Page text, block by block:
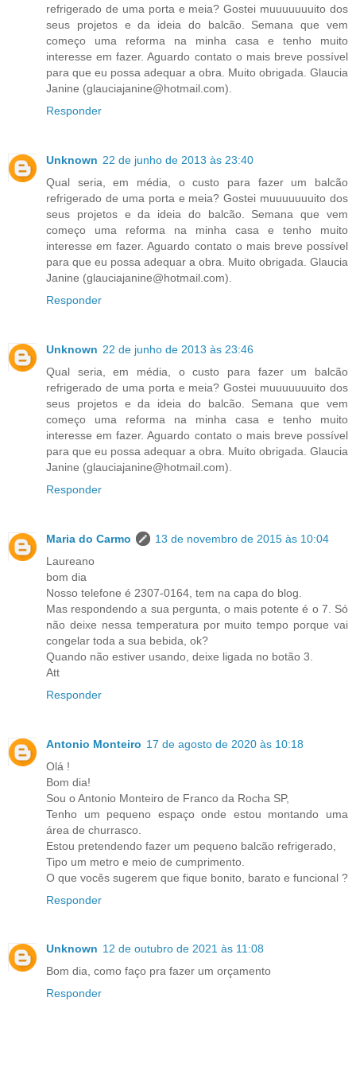
refrigerado de uma porta e meia? Gostei muuuuuuuito dos
seus projetos e da ideia do balcão. Semana que vem
começo uma reforma na minha casa e tenho muito
interesse em fazer. Aguardo contato o mais breve possível
para que eu possa adequar a obra. Muito obrigada. Glaucia
Janine (glauciajanine@hotmail.com).
Responder
Unknown 22 de junho de 2013 às 23:40
Qual seria, em média, o custo para fazer um balcão
refrigerado de uma porta e meia? Gostei muuuuuuuito dos
seus projetos e da ideia do balcão. Semana que vem
começo uma reforma na minha casa e tenho muito
interesse em fazer. Aguardo contato o mais breve possível
para que eu possa adequar a obra. Muito obrigada. Glaucia
Janine (glauciajanine@hotmail.com).
Responder
Unknown 22 de junho de 2013 às 23:46
Qual seria, em média, o custo para fazer um balcão
refrigerado de uma porta e meia? Gostei muuuuuuuito dos
seus projetos e da ideia do balcão. Semana que vem
começo uma reforma na minha casa e tenho muito
interesse em fazer. Aguardo contato o mais breve possível
para que eu possa adequar a obra. Muito obrigada. Glaucia
Janine (glauciajanine@hotmail.com).
Responder
Maria do Carmo
13 de novembro de 2015 às 10:04
Laureano
bom dia
Nosso telefone é 2307-0164, tem na capa do blog.
Mas respondendo a sua pergunta, o mais potente é o 7. Só
não deixe nessa temperatura por muito tempo porque vai
congelar toda a sua bebida, ok?
Quando não estiver usando, deixe ligada no botão 3.
Att
Responder
Antonio Monteiro 17 de agosto de 2020 às 10:18
Olá !
Bom dia!
Sou o Antonio Monteiro de Franco da Rocha SP,
Tenho um pequeno espaço onde estou montando uma
área de churrasco.
Estou pretendendo fazer um pequeno balcão refrigerado,
Tipo um metro e meio de cumprimento.
O que vocês sugerem que fique bonito, barato e funcional ?
Responder
Unknown 12 de outubro de 2021 às 11:08
Bom dia, como faço pra fazer um orçamento
Responder